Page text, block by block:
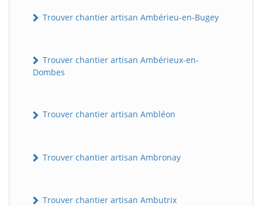
Trouver chantier artisan Ambérieu-en-Bugey
Trouver chantier artisan Ambérieux-en-
Dombes
Trouver chantier artisan Ambléon
Trouver chantier artisan Ambronay
Trouver chantier artisan Ambutrix